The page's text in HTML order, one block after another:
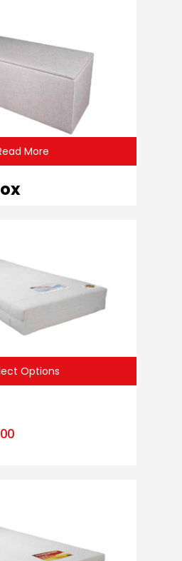
More
Options